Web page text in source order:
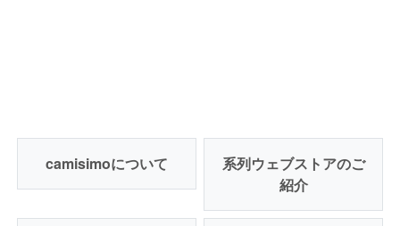
camisimoについて
系列ウェブストアのご
紹介